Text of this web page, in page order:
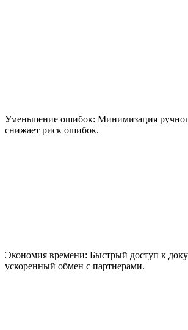
Уменьшение ошибок: Минимизация
снижает риск ошибок.
Экономия времени: Быстрый доступ к
ускоренный обмен с партнерами.